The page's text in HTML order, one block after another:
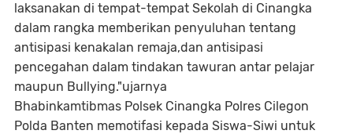
laksanakan di tempat-tempat Sekolah di Cinangka
dalam rangka memberikan penyuluhan tentang
antisipasi kenakalan remaja,dan antisipasi
pencegahan dalam tindakan tawuran antar pelajar
maupun Bullying."ujarnya
Bhabinkamtibmas Polsek Cinangka Polres Cilegon
Polda Banten memotifasi kepada Siswa-Siwi untuk